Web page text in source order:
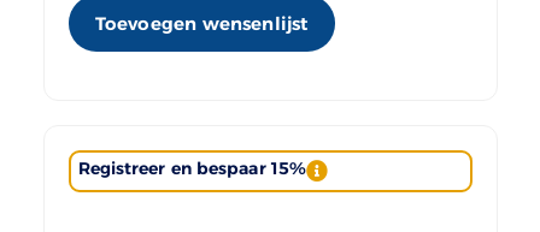
Toevoegen wensenlijst
Registreer en bespaar 15%